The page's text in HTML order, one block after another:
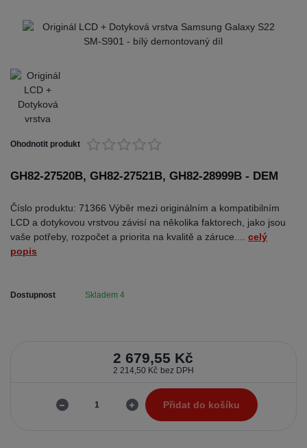
Ohodnotit produkt
GH82-27520B, GH82-27521B, GH82-28999B - DEM
Číslo produktu: 71366 Výběr mezi originálním a kompatibilním
LCD a dotykovou vrstvou závisí na několika faktorech, jako jsou
vaše potřeby, rozpočet a priorita na kvalitě a záruce.... celý
popis
Dostupnost Skladem 4
2 679,55 Kč
2 214,50 Kč bez DPH
Přidat do košíku